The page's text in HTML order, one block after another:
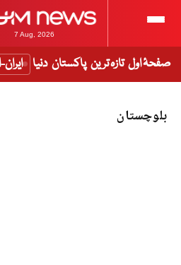
7 Aug, 2026
صفحۂ اول تازہ ترین پاکستان دنیا
بلوچستان